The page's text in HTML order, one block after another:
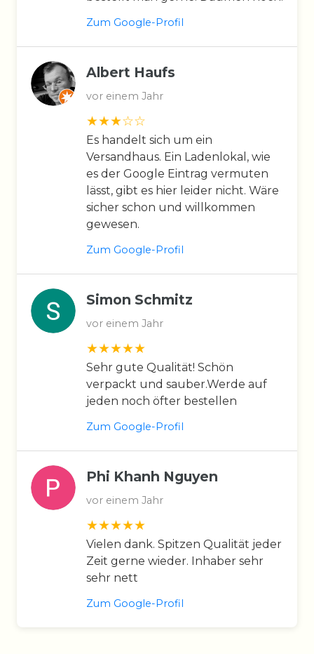
Zum Google-Profil
Albert Haufs
vor einem Jahr
Es handelt sich um ein
Versandhaus. Ein Ladenlokal, wie
es der Google Eintrag vermuten
lässt, gibt es hier leider nicht. Wäre
sicher schon und willkommen
gewesen.
Zum Google-Profil
Simon Schmitz
vor einem Jahr
Sehr gute Qualität! Schön
verpackt und sauber.Werde auf
jeden noch öfter bestellen
Zum Google-Profil
Phi Khanh Nguyen
vor einem Jahr
Vielen dank. Spitzen Qualität jeder
Zeit gerne wieder. Inhaber sehr
sehr nett
Zum Google-Profil